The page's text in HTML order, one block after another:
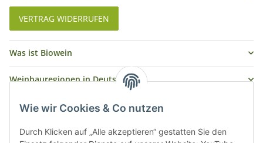
Wie wir Cookies & Co nutzen
Durch Klicken auf „Alle akzeptieren“ gestatten Sie den
VERTRAG WIDERRUFEN
Was ist Biowein
Weinbauregionen in Deutschland
Weinbauregionen und Weinbaugebiete in Österreich
Weiße Rebsorten